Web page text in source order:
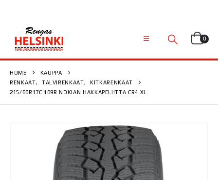
0
HOME
KAUPPA
RENKAAT, TALVIRENKAAT,
KITKARENKAAT
215/60R17C 109R NOKIAN HAKKAPELIITTA CR4 XL